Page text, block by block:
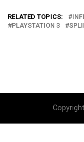
RELATED TOPICS:
PLAYSTATION 3